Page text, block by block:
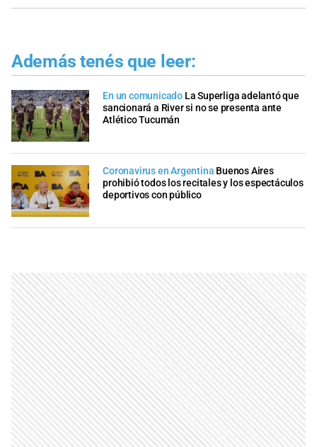
Además tenés que leer:
En un comunicado La Superliga adelantó que
sancionará a River si no se presenta ante
Atlético Tucumán
Coronavirus en Argentina Buenos Aires
prohibió todos los recitales y los espectáculos
deportivos con público